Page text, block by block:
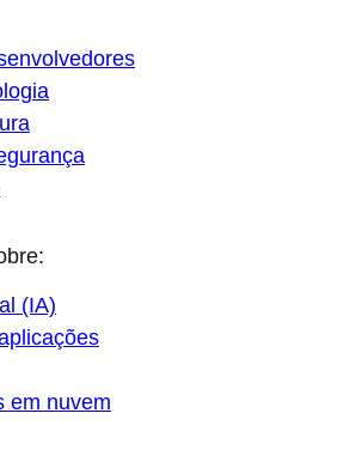
(IA)
em nuvem